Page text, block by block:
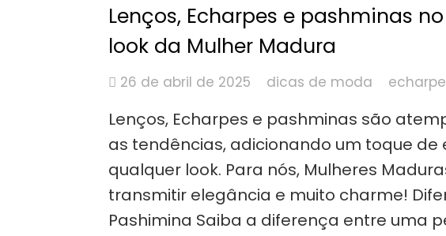
Lenços, Echarpes e pashminas
look da Mulher Madura
26 de abril de 2025 dicas de moda
Lenços, Echarpes e pashminas são
as tendências, adicionando um toque
qualquer look. Para nós, Mulheres
transmitir elegância e muito charme!
Pashimina Saiba a diferença entre uma